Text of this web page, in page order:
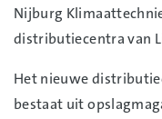
Nijburg
distributiecentra van
Het nieuwe
bestaat uit